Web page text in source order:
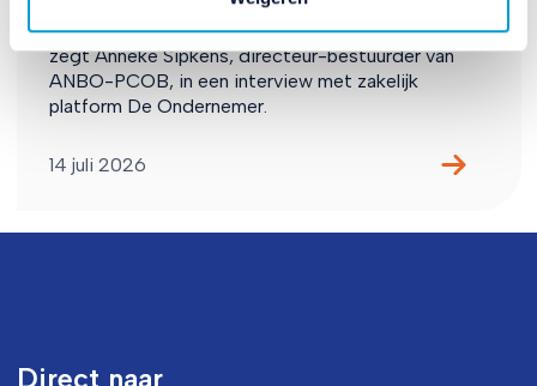
Bedrijven zien een groeiende groep consumenten
over het hoofd: mensen van 65 jaar en ouder. Dat
zegt Anneke Sipkens, directeur-bestuurder van
ANBO-PCOB, in een interview met zakelijk
platform De Ondernemer.
14 juli 2026
Direct naar